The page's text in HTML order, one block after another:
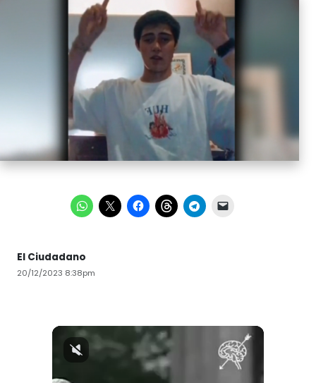
El Ciudadano
20/12/2023 8:38pm